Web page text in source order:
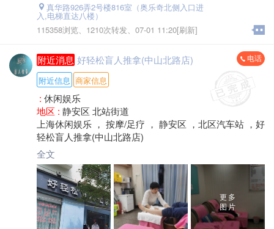
真华路926弄2号楼816室（奥乐奇北侧入口进
入,电梯直达八楼）
115358浏览、 1210次转发、 07-01 11:20[刷新]
附近消息 好轻松盲人推拿(中山北路店) 电话
附近信息 商家信息
: 休闲娱乐
地区 : 静安区 北站街道
上海休闲娱乐 ， 按摩/足疗 ， 静安区 ，北区汽车站 ，好
轻松盲人推拿(中山北路店)
全文
更多
图片